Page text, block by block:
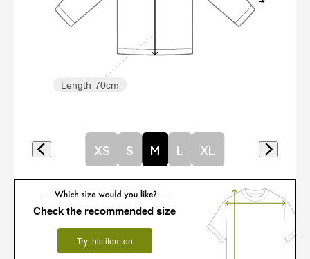
Length 70cm
XS S M L XL
Check the recommended size
Try this item on